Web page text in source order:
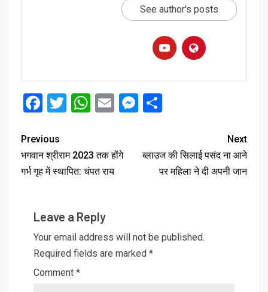
See author's posts
Facebook
Twitter
WhatsApp
EmailMessenger
Previous
भगवान श्रीराम 2023 तक होंगे
गर्भ गृह में स्थापित: चंपत राय
Next
ब्लाउज की सिलाई पसंद ना आने
पर महिला ने दी अपनी जान
Leave a Reply
Your email address will not be published.
Required fields are marked *
Comment *